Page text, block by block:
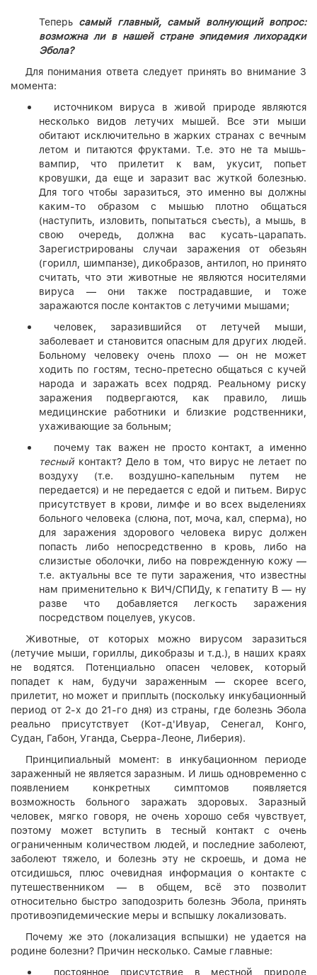
Теперь самый главный, самый волнующий вопрос:
возможна ли в нашей стране эпидемия лихорадки
Эбола?
Для понимания ответа следует принять во внимание 3
момента:
источником вируса в живой природе являются
несколько видов летучих мышей. Все эти мыши
обитают исключительно в жарких странах с вечным
летом и питаются фруктами. Т.е. это не та мышь-
вампир, что прилетит к вам, укусит, попьет
кровушки, да еще и заразит вас жуткой болезнью.
Для того чтобы заразиться, это именно вы должны
каким-то образом с мышью плотно общаться
(наступить, изловить, попытаться съесть), а мышь, в
свою очередь, должна вас кусать-царапать.
Зарегистрированы случаи заражения от обезьян
(горилл, шимпанзе), дикобразов, антилоп, но принято
считать, что эти животные не являются носителями
вируса — они также пострадавшие, и тоже
заражаются после контактов с летучими мышами;
человек, заразившийся от летучей мыши,
заболевает и становится опасным для других людей.
Больному человеку очень плохо — он не может
ходить по гостям, тесно-претесно общаться с кучей
народа и заражать всех подряд. Реальному риску
заражения подвергаются, как правило, лишь
медицинские работники и близкие родственники,
ухаживающие за больным;
почему так важен не просто контакт, а именно
тесный контакт? Дело в том, что вирус не летает по
воздуху (т.е. воздушно-капельным путем не
передается) и не передается с едой и питьем. Вирус
присутствует в крови, лимфе и во всех выделениях
больного человека (слюна, пот, моча, кал, сперма), но
для заражения здорового человека вирус должен
попасть либо непосредственно в кровь, либо на
слизистые оболочки, либо на поврежденную кожу —
т.е. актуальны все те пути заражения, что известны
нам применительно к ВИЧ/СПИДу, к гепатиту В — ну
разве что добавляется легкость заражения
посредством поцелуев, укусов.
Животные, от которых можно вирусом заразиться
(летучие мыши, гориллы, дикобразы и т.д.), в наших краях
не водятся. Потенциально опасен человек, который
попадет к нам, будучи зараженным — скорее всего,
прилетит, но может и приплыть (поскольку инкубационный
период от 2-х до 21-го дня) из страны, где болезнь Эбола
реально присутствует (Кот-д'Ивуар, Сенегал, Конго,
Судан, Габон, Уганда, Сьерра-Леоне, Либерия).
Принципиальный момент: в инкубационном периоде
зараженный не является заразным. И лишь одновременно с
появлением конкретных симптомов появляется
возможность больного заражать здоровых. Заразный
человек, мягко говоря, не очень хорошо себя чувствует,
поэтому может вступить в тесный контакт с очень
ограниченным количеством людей, и последние заболеют,
заболеют тяжело, и болезнь эту не скроешь, и дома не
отсидишься, плюс очевидная информация о контакте с
путешественником — в общем, всё это позволит
относительно быстро заподозрить болезнь Эбола, принять
противоэпидемические меры и вспышку локализовать.
Почему же это (локализация вспышки) не удается на
родине болезни? Причин несколько. Самые главные:
постоянное присутствие в местной природе